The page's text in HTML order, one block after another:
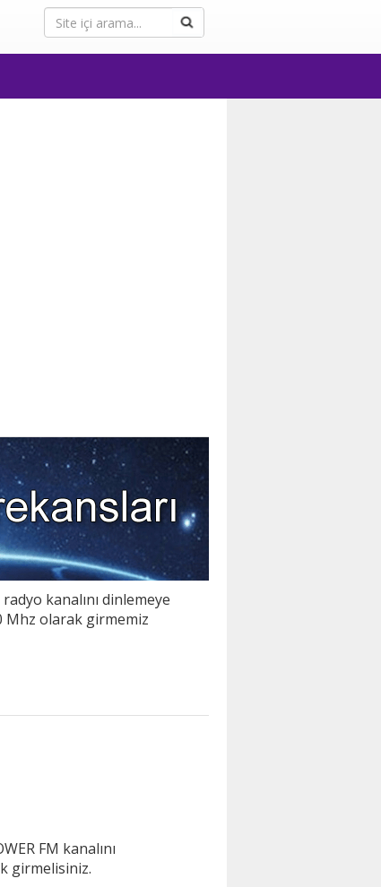
kanalını dinlemeye
Mhz olarak girmemiz
FM kanalını
girmelisiniz.